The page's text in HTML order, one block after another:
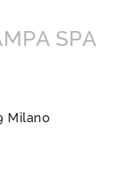
SPA
Milano